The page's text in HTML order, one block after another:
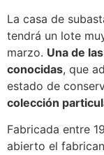
La casa de
tendrá un lote
marzo. Una de
conocidas, que
estado de
colección
Fabricada entre
abierto el